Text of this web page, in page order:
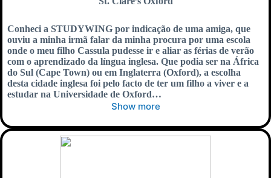
Conheci a STUDYWING por indicação de uma amiga, que
ouviu a minha irmã falar da minha procura por uma escola
onde o meu filho Cassula pudesse ir e aliar as férias de verão
com o aprendizado da língua inglesa. Que podia ser na África
do Sul (Cape Town) ou em Inglaterra (Oxford), a escolha
desta cidade inglesa foi pelo facto de ter um filho a viver e a
estudar na Universidade de Oxford…
Show more